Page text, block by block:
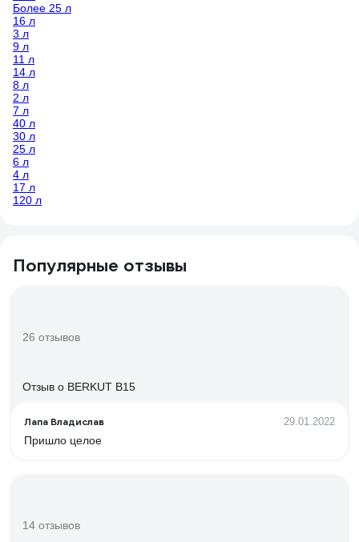
Более 25 л
16 л
3 л
9 л
11 л
14 л
8 л
2 л
7 л
40 л
30 л
25 л
6 л
4 л
17 л
120 л
Популярные отзывы
26 отзывов
Отзыв о BERKUT B15
Лапа Владислав 29.01.2022
Пришло целое
14 отзывов